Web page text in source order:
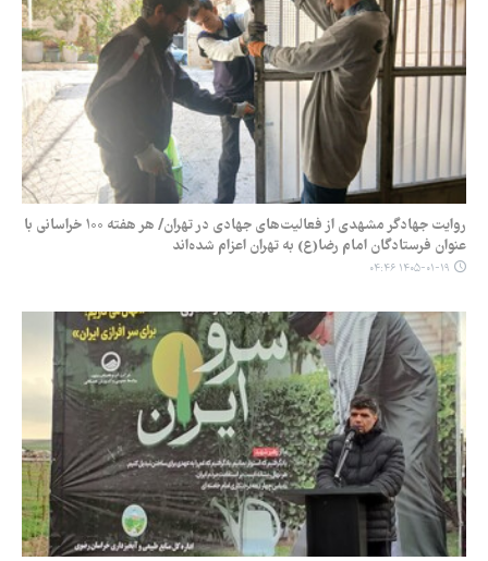
روایت‌ جهادگر مشهدی از فعالیت‌های جهادی در تهران/ هر هفته ۱۰۰ خراسانی با
عنوان فرستادگان امام رضا(ع) به تهران اعزام شده‌اند
۱۴۰۵-۰۱-۱۹ ۰۴:۴۶